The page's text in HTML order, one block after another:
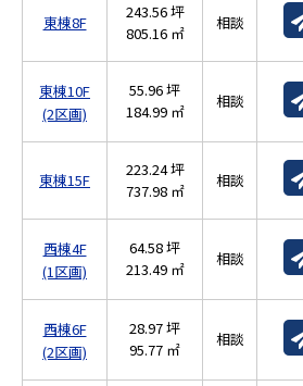
東棟8F
243.56 坪
805.16 ㎡
相談
東棟10F
(2区画)
55.96 坪
184.99 ㎡
相談
東棟15F
223.24 坪
737.98 ㎡
相談
西棟4F
(1区画)
64.58 坪
213.49 ㎡
相談
西棟6F
(2区画)
28.97 坪
95.77 ㎡
相談